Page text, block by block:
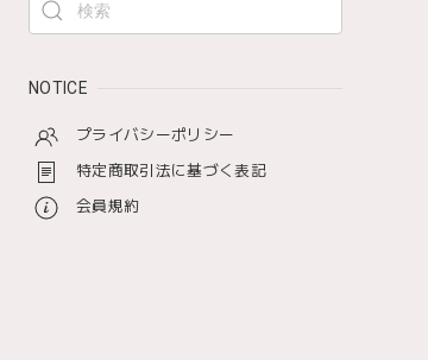
NOTICE
プライバシーポリシー
特定商取引法に基づく表記
会員規約